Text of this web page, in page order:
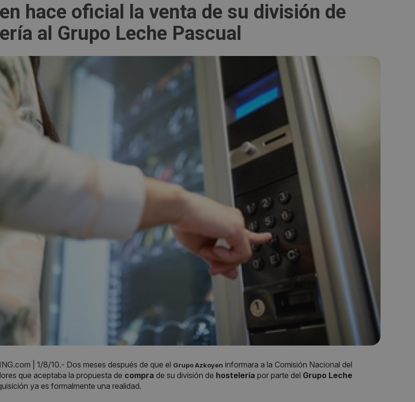
hace oficial la venta de su división de
al Grupo Leche Pascual
| 1/8/10.- Dos meses después de que el Grupo Azkoyen informara a la Comisión Nacional del
que aceptaba la propuesta de compra de su división de hostelería por parte del Grupo Leche
ya es formalmente una realidad.